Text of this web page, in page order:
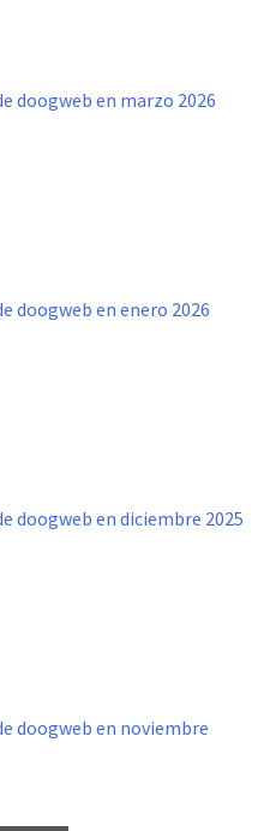
doogweb en marzo 2026
doogweb en enero 2026
doogweb en diciembre 2025
doogweb en noviembre